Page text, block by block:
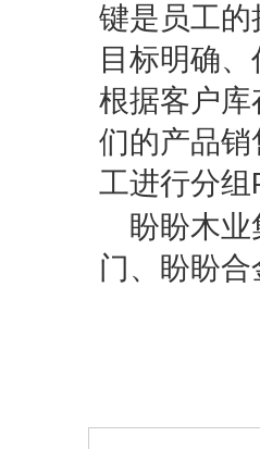
键是员工的
目标明确
根据客户
们的产品
工进行分组
盼盼木
门、盼盼